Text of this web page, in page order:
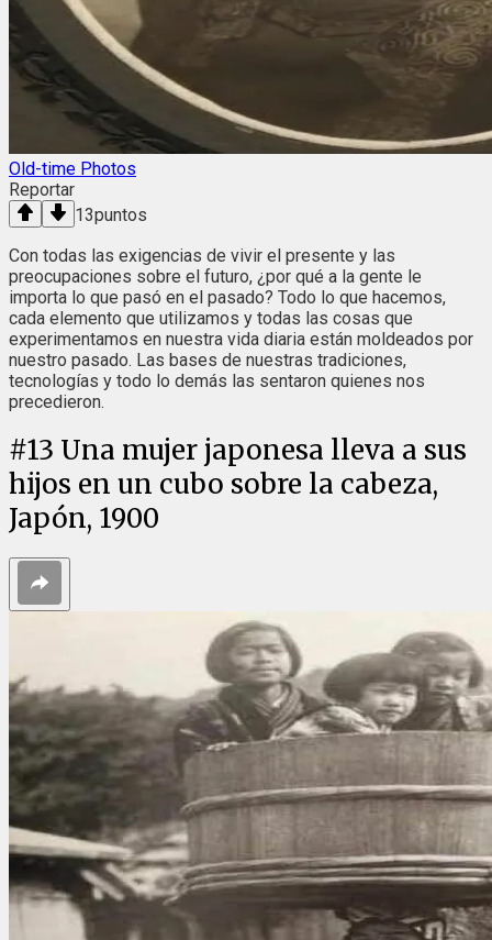
Old-time Photos
Reportar
13puntos
Con todas las exigencias de vivir el presente y las
preocupaciones sobre el futuro, ¿por qué a la gente le
importa lo que pasó en el pasado? Todo lo que hacemos,
cada elemento que utilizamos y todas las cosas que
experimentamos en nuestra vida diaria están moldeados por
nuestro pasado. Las bases de nuestras tradiciones,
tecnologías y todo lo demás las sentaron quienes nos
precedieron.
#13 Una mujer japonesa lleva a sus
hijos en un cubo sobre la cabeza,
Japón, 1900